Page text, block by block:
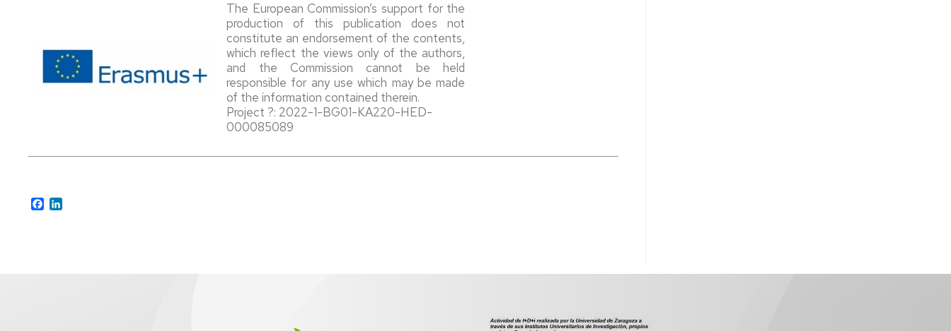
The European Commission’s support for the
production of this publication does not
constitute an endorsement of the contents,
which reflect the views only of the authors,
and the Commission cannot be held
responsible for any use which may be made
of the information contained therein.
Project ?: 2022-1-BG01-KA220-HED-
000085089
Facebook